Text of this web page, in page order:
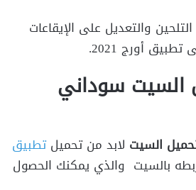
والتعديل على الإيقاعات
أورج 2021.
السيت سوداني
السيت لابد من تحميل تطبيق
بالسيت والذي يمكنك الحصول